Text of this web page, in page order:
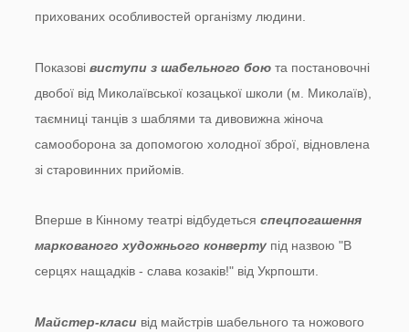
прихованих особливостей організму людини.
Показові виступи з шабельного боюта постановочні
двобої від Миколаївської козацької школи (м. Миколаїв),
таємниці танців з шаблями та дивовижна жіноча
самооборона за допомогою холодної зброї, відновлена
зі старовинних прийомів.
Вперше в Кінному театрі відбудеться спецпогашення
маркованого художнього конверту під назвою "В
серцях нащадків - слава козаків!" від Укрпошти.
Майстер-класивід майстрів шабельного та ножового